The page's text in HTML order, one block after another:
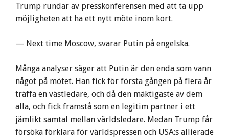
Trump rundar av presskonferensen med att ta upp
möjligheten att ha ett nytt möte inom kort.
— Next time Moscow, svarar Putin på engelska.
Många analyser säger att Putin är den enda som vann
något på mötet. Han fick för första gången på flera år
träffa en västledare, och då den mäktigaste av dem
alla, och fick framstå som en legitim partner i ett
jämlikt samtal mellan världsledare. Medan Trump får
försöka förklara för världspressen och USA:s allierade